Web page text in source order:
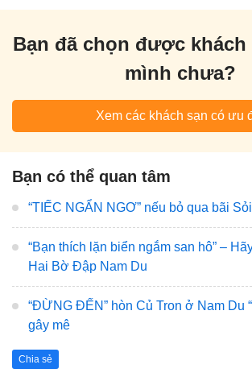
Bạn đã chọn được khách
mình chưa?
Xem các khách sạn có ưu
Bạn có thể quan tâm
“TIẾC NGẨN NGƠ” nếu bỏ qua bãi
“Bạn thích lặn biển ngắm san hô” –
Hai Bờ Đập Nam Du
“ĐỪNG ĐẾN” hòn Củ Tron ở Nam Du
gây mê
Chia sẻ